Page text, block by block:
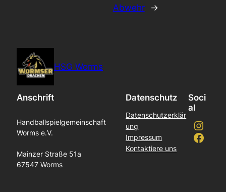
Abwehr
→
HSG Worms
Anschrift
Handballspielgemeinschaft
Worms e.V.
Mainzer Straße 51a
67547 Worms
Datenschutz
Datenschutzerklär
ung
Impressum
Kontaktiere uns
Soci
al
Instagram
Facebook